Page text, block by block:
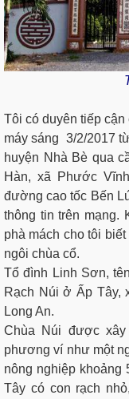
Tôi có duyên tiếp
máy sáng 3/2/2017
huyện Nhà Bè qua
Hàn, xã Phước
đường cao tốc Bến
thông tin trên mạng.
phà mách cho tôi
ngôi chùa cổ.
Tổ đình Linh Sơn,
Rạch Núi ở Ấp Tây,
Long An.
Chùa Núi được
phương ví như một
nông nghiệp
Tây có con rạch